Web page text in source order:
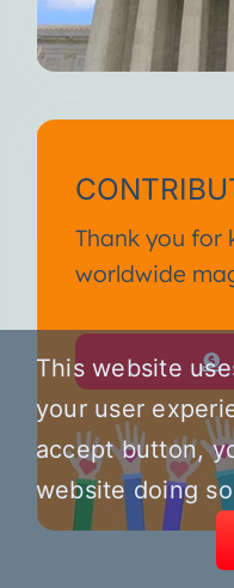
Thank you for
worldwide
This website
your user
accept button,
website doing